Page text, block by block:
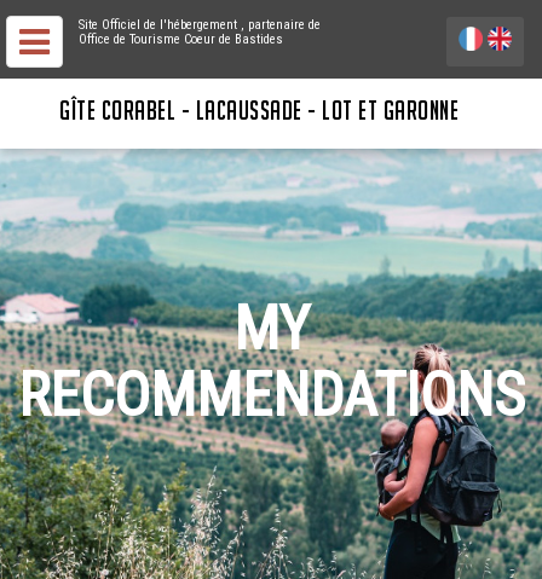
Site Officiel de l'hébergement , partenaire de
Office de Tourisme Coeur de Bastides
GÎTE CORABEL - LACAUSSADE - LOT ET GARONNE
MY
RECOMMENDATIONS